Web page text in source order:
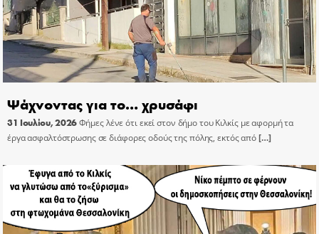
Ψάχνοντας για το… χρυσάφι
31 Ιουλίου, 2026Φήμες λένε ότι εκεί στον δήμο του Κιλκίς με αφορμή τα
έργα ασφαλτόστρωσης σε διάφορες οδούς της πόλης, εκτός από[…]